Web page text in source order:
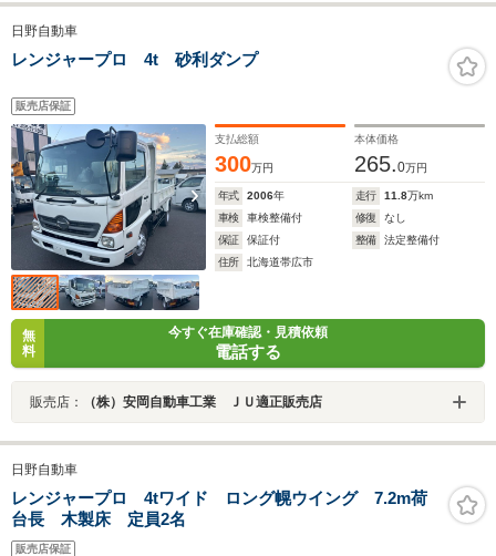
日野自動車
レンジャープロ 4t 砂利ダンプ
販売店保証
支払総額
300万円
本体価格
265.0万円
年式 2006年 走行 11.8万km
車検
車検整備付 修復
なし
保証
保証付 整備
法定整備付
住所
北海道帯広市
無
料
今すぐ在庫確認・見積依頼
電話する
販売店： （株）安岡自動車工業 ＪＵ適正販売店
日野自動車
レンジャープロ 4tワイド ロング幌ウイング 7.2m荷
台長 木製床 定員2名
販売店保証